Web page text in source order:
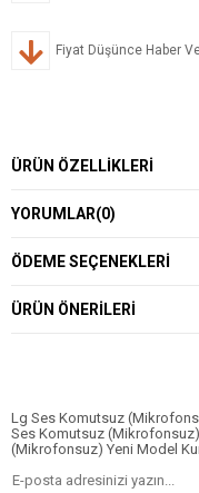
Fiyat Düşünce Haber
ÜRÜN ÖZELLIKLERI
YORUMLAR(0)
ÖDEME SEÇENEKLERI
ÜRÜN ÖNERILERI
Lg Ses Komutsuz
Ses Komutsuz
(Mikrofonsuz) Yeni Model